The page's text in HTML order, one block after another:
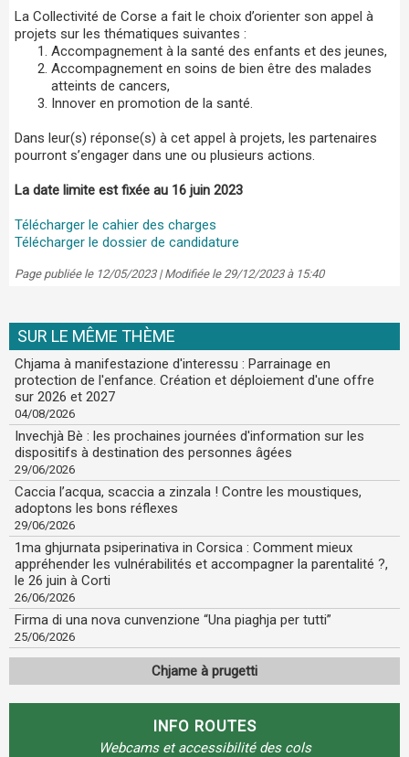
La Collectivité de Corse a fait le choix d’orienter son appel à
projets sur les thématiques suivantes :
Accompagnement à la santé des enfants et des jeunes,
Accompagnement en soins de bien être des malades
atteints de cancers,
Innover en promotion de la santé.
Dans leur(s) réponse(s) à cet appel à projets, les partenaires
pourront s’engager dans une ou plusieurs actions.
La date limite est fixée au 16 juin 2023
Télécharger le cahier des charges
Télécharger le dossier de candidature
Page publiée le 12/05/2023 | Modifiée le 29/12/2023 à 15:40
SUR LE MÊME THÈME
Chjama à manifestazione d'interessu : Parrainage en
protection de l'enfance. Création et déploiement d'une offre
sur 2026 et 2027
04/08/2026
Invechjà Bè : les prochaines journées d'information sur les
dispositifs à destination des personnes âgées
29/06/2026
Caccia l’acqua, scaccia a zinzala ! Contre les moustiques,
adoptons les bons réflexes
29/06/2026
1ma ghjurnata psiperinativa in Corsica : Comment mieux
appréhender les vulnérabilités et accompagner la parentalité ?,
le 26 juin à Corti
26/06/2026
Firma di una nova cunvenzione “Una piaghja per tutti”
25/06/2026
Chjame à prugetti
INFO ROUTES
Webcams et accessibilité des cols